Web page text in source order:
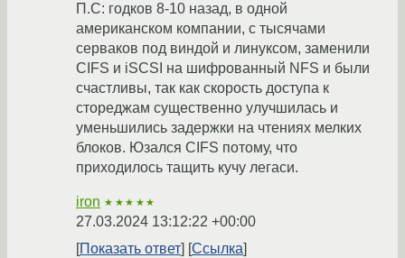
П.С: годков 8-10 назад, в одной
американском компании, с тысячами
серваков под виндой и линуксом, заменили
CIFS и iSCSI на шифрованный NFS и были
счастливы, так как скорость доступа к
стореджам существенно улучшилась и
уменьшились задержки на чтениях мелких
блоков. Юзался CIFS потому, что
приходилось тащить кучу легаси.
iron ★★★★★
27.03.2024 13:12:22 +00:00
Показать ответ
Ссылка